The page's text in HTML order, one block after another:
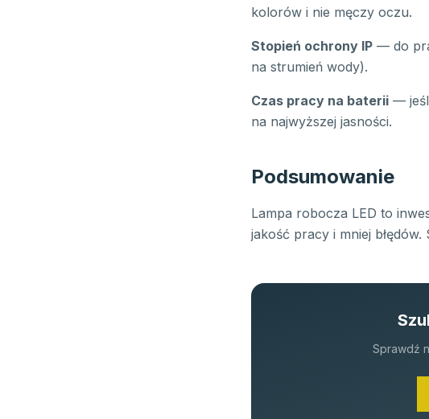
kolorów i nie męczy oczu.
Stopień ochrony IP — do
na strumień wody).
Czas pracy na baterii —
na najwyższej jasności.
Podsumowanie
Lampa robocza LED to
jakość pracy i mniej
Sprawdź